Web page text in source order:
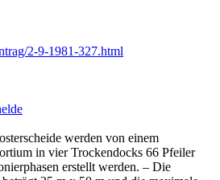
2-9-1981-327.html
werden von einem
in vier Trockendocks 66 Pfeiler
erstellt werden. – Die